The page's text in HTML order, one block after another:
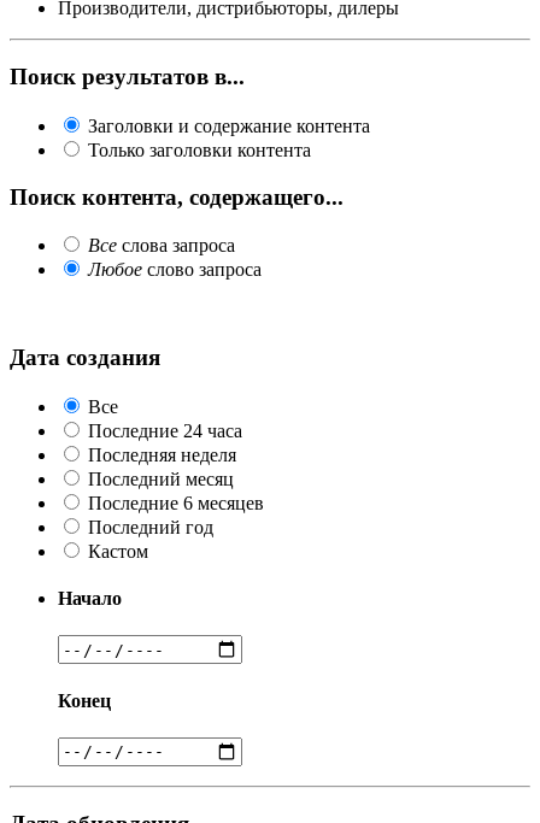
Производители, дистрибьюторы, дилеры
Поиск результатов в...
Заголовки и содержание контента
Только заголовки контента
Поиск контента, содержащего...
Все слова запроса
Любое слово запроса
Дата создания
Все
Последние 24 часа
Последняя неделя
Последний месяц
Последние 6 месяцев
Последний год
Кастом
Начало
Конец